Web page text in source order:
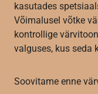
kasutades
Võimalusel võtke
kontrollige
valguses, kus seda
Soovitame enne